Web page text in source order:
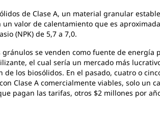
de Clase A, un material granular
valor de calentamiento que es
(NPK) de 5,7 a 7,0.
se venden como fuente de energía
el cual sería un mercado más
los biosólidos. En el pasado, cuatro o
Clase A comercialmente viables, solo un
pagan las tarifas, otros $2 millones por